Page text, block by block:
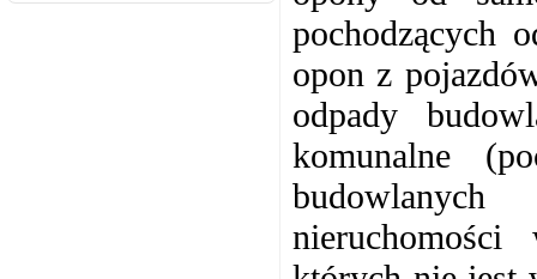
pochodzących
opon z
odpady
komunalne